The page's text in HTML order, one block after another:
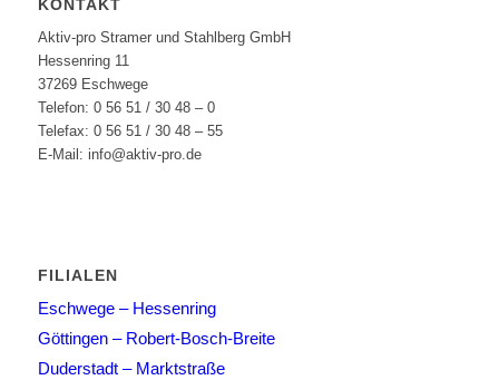
KONTAKT
Aktiv-pro Stramer und Stahlberg GmbH
Hessenring 11
37269 Eschwege
Telefon: 0 56 51 / 30 48 – 0
Telefax: 0 56 51 / 30 48 – 55
E-Mail: info@aktiv-pro.de
FILIALEN
Eschwege – Hessenring
Göttingen – Robert-Bosch-Breite
Duderstadt – Marktstraße